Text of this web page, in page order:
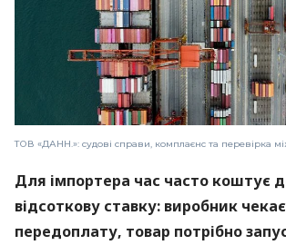
ТОВ «ДАНН.»: судові справи, комплаєнс та перевірка
Для імпортера час часто коштує
відсоткову ставку: виробник чекає
передоплату, товар потрібно